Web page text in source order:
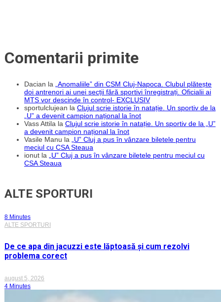
Comentarii primite
Dacian la „Anomaliile” din CSM Cluj-Napoca. Clubul plătește
doi antrenori ai unei secții fără sportivi înregistrați. Oficialii ai
MTS vor descinde în control- EXCLUSIV
sportulclujean la Clujul scrie istorie în natație. Un sportiv de la
„U” a devenit campion național la înot
Vass Attila la Clujul scrie istorie în natație. Un sportiv de la „U”
a devenit campion național la înot
Vasile Manu la „U” Cluj a pus în vânzare biletele pentru
meciul cu CSA Steaua
ionut la „U” Cluj a pus în vânzare biletele pentru meciul cu
CSA Steaua
ALTE SPORTURI
8 Minutes
ALTE SPORTURI
De ce apa din jacuzzi este lăptoasă și cum rezolvi
problema corect
august 5, 2026
4 Minutes